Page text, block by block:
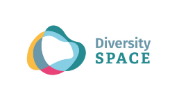
Navigation
springen
Inhalt
springen